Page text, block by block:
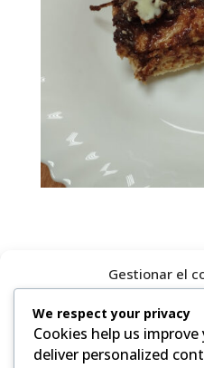
Gestionar el
de las cookies
Para ofrecer las mejores
las cookies para almacenar y/o
dispositivo. El consentimiento de
We respect your privacy
Cookies help us
deliver personalized